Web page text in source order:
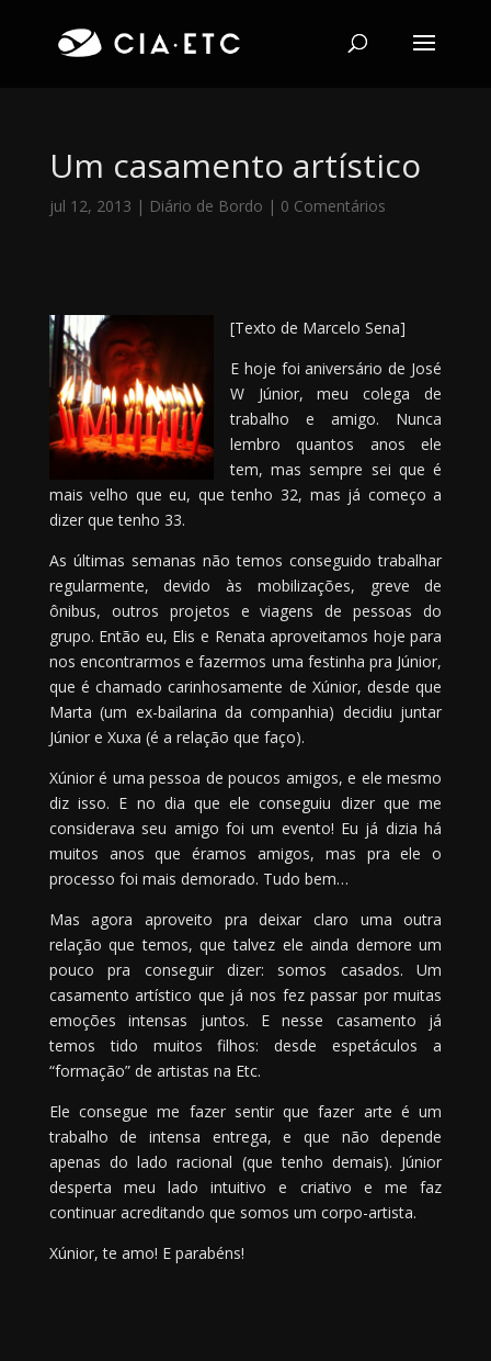
Um casamento artístico
jul 12, 2013 | Diário de Bordo | 0 Comentários
[Texto de Marcelo Sena]
E hoje foi aniversário de José
W Júnior, meu colega de
trabalho e amigo. Nunca
lembro quantos anos ele
tem, mas sempre sei que é
mais velho que eu, que tenho 32, mas já começo a
dizer que tenho 33.
As últimas semanas não temos conseguido trabalhar
regularmente, devido às mobilizações, greve de
ônibus, outros projetos e viagens de pessoas do
grupo. Então eu, Elis e Renata aproveitamos hoje para
nos encontrarmos e fazermos uma festinha pra Júnior,
que é chamado carinhosamente de Xúnior, desde que
Marta (um ex-bailarina da companhia) decidiu juntar
Júnior e Xuxa (é a relação que faço).
Xúnior é uma pessoa de poucos amigos, e ele mesmo
diz isso. E no dia que ele conseguiu dizer que me
considerava seu amigo foi um evento! Eu já dizia há
muitos anos que éramos amigos, mas pra ele o
processo foi mais demorado. Tudo bem…
Mas agora aproveito pra deixar claro uma outra
relação que temos, que talvez ele ainda demore um
pouco pra conseguir dizer: somos casados. Um
casamento artístico que já nos fez passar por muitas
emoções intensas juntos. E nesse casamento já
temos tido muitos filhos: desde espetáculos a
“formação” de artistas na Etc.
Ele consegue me fazer sentir que fazer arte é um
trabalho de intensa entrega, e que não depende
apenas do lado racional (que tenho demais). Júnior
desperta meu lado intuitivo e criativo e me faz
continuar acreditando que somos um corpo-artista.
Xúnior, te amo! E parabéns!